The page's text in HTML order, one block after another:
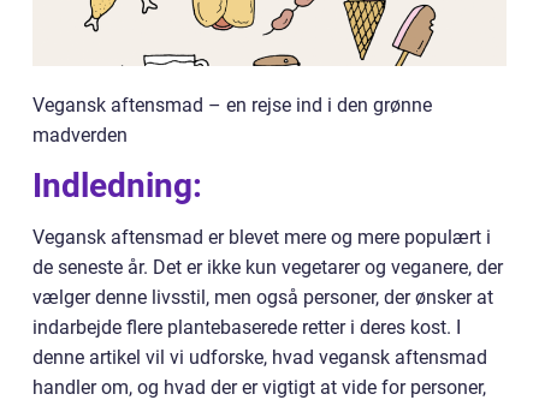
Vegansk aftensmad – en rejse ind i den grønne
madverden
Indledning:
Vegansk aftensmad er blevet mere og mere populært i
de seneste år. Det er ikke kun vegetarer og veganere, der
vælger denne livsstil, men også personer, der ønsker at
indarbejde flere plantebaserede retter i deres kost. I
denne artikel vil vi udforske, hvad vegansk aftensmad
handler om, og hvad der er vigtigt at vide for personer,